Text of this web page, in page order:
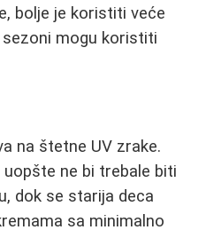
bolje je koristiti veće
mogu koristiti
na štetne UV zrake.
ne bi trebale biti
dok se starija deca
sa minimalno